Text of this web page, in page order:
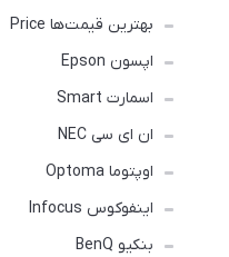
بهترین قیمت‌ها Price
اپسون Epson
اسمارت Smart
ان ای سی NEC
اوپتوما Optoma
اینفوکوس Infocus
بنکیو BenQ